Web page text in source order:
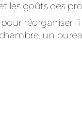
les goûts des
réorganiser
un